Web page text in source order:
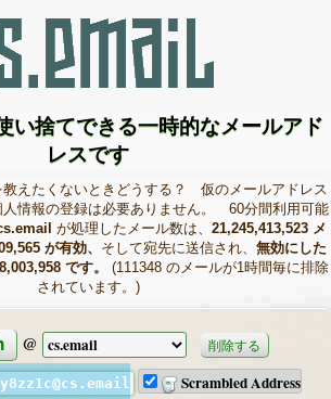
い捨てできる一時的なメールアド
レスです
教えたくないときどうする？ 仮のメールアドレス
情報の登録は必要ありません。 60分間利用可能
が処理したメール数は、 21,245,413,523 メ
が有効、 そして宛先に送信され、 無効にした
です。
(111348 のメールが1時間毎に排除
されています。)
@ 削除する
Scrambled Address